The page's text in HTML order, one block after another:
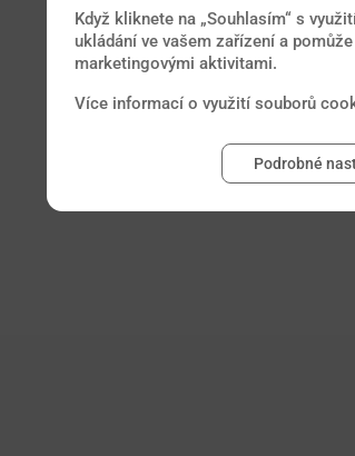
Když kliknete na „Souhlasím“ s
ukládání ve vašem zařízení a
marketingovými aktivitami.
Více informací o využití souborů
Podrobné